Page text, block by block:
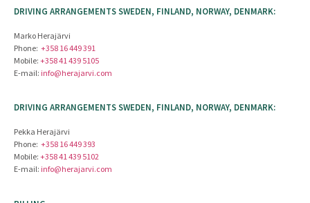
DRIVING ARRANGEMENTS SWEDEN, FINLAND, NORWAY, DENMARK:
Marko Herajärvi
Phone: +358 16 449 391
Mobile: +358 41 439 5105
E-mail: info@herajarvi.com
DRIVING ARRANGEMENTS SWEDEN, FINLAND, NORWAY, DENMARK:
Pekka Herajärvi
Phone: +358 16 449 393
Mobile: +358 41 439 5102
E-mail: info@herajarvi.com